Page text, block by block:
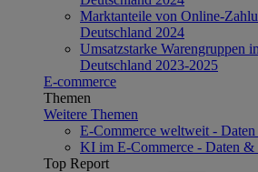
Marktanteile von Online-
Deutschland 2024
Umsatzstarke Warengruppen
Deutschland 2023-2025
E-commerce
Themen
Weitere Themen
E-Commerce weltweit -
KI im E-Commerce - Daten &
Top Report